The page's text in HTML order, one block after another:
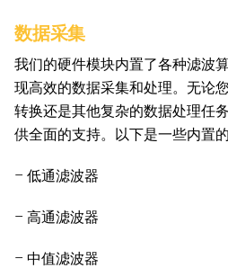
数据采集
我们的硬件模块内置了各种滤波
现高效的数据采集和处理。无论
转换还是其他复杂的数据处理任
供全面的支持。以下是一些内置
– 低通滤波器
– 高通滤波器
– 中值滤波器